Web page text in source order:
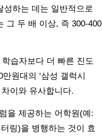
하는 데는 일반적으로
그 두 배 이상, 즉 300-400
습자보다 더 빠른 진도
원대의 ‘삼성 갤럭시
차이와 유사합니다.
을 제공하는 어학원(예:
링)을 병행하는 것이 효